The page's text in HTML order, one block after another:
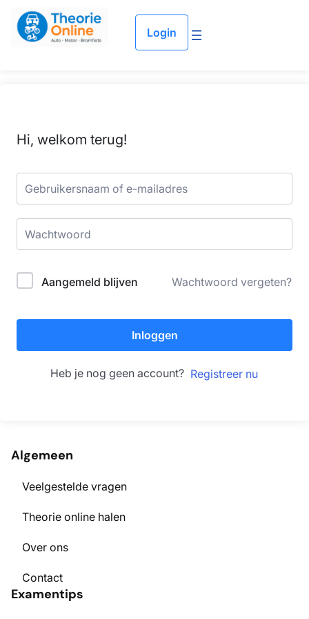
Login
Hi, welkom terug!
Aangemeld blijven Wachtwoord vergeten?
Inloggen
Heb je nog geen account? Registreer nu
Algemeen
Veelgestelde vragen
Theorie online halen
Over ons
Contact
Examentips